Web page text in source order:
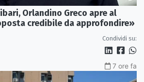
Orlandino Greco apre al
credibile da approfondire»
Condividi su:
7 ore fa